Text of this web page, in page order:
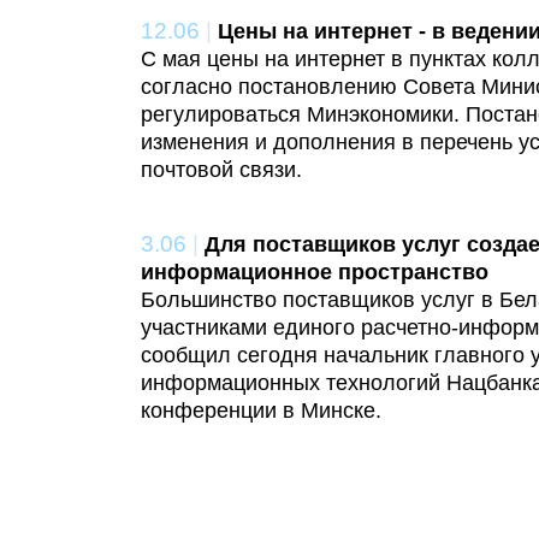
12.06 | Цены на интернет - в
С мая цены на интернет в пунктах
согласно постановлению Совета
регулироваться Минэкономики.
изменения и дополнения в перечень
почтовой связи.
3.06 | Для поставщиков услуг
информационное пространство
Большинство поставщиков услуг в
участниками единого расчетно-
сообщил сегодня начальник главного
информационных технологий
конференции в Минске.